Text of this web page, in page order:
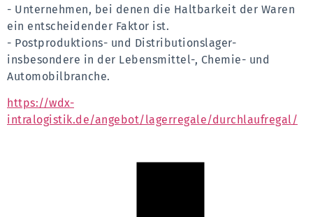
- Unternehmen, bei denen die Haltbarkeit der Waren
ein entscheidender Faktor ist.
- Postproduktions- und Distributionslager-
insbesondere in der Lebensmittel-, Chemie- und
Automobilbranche.
https://wdx-
intralogistik.de/angebot/lagerregale/durchlaufregal/